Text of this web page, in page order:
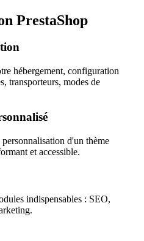
PrestaShop
hébergement, configuration
transporteurs, modes de
d'un thème
et accessible.
indispensables : SEO,